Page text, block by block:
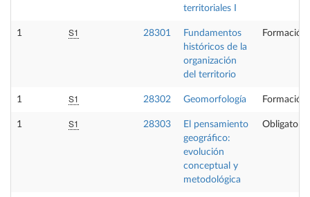
territoriales I
1 S1 28301
Fundamentos
históricos de la
organización
del territorio
Formación
1 S1 28302 Geomorfología Formación
1 S1 28303
El pensamiento
geográfico:
evolución
conceptual y
metodológica
Obligatoria